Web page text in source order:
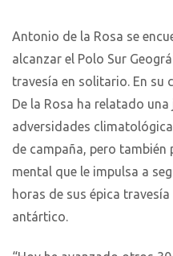
Antonio de la Rosa se
alcanzar el Polo Sur
travesía en solitario. En su
De la Rosa ha relatado
adversidades
de campaña, pero
mental que le impulsa a
horas de sus épica
antártico.